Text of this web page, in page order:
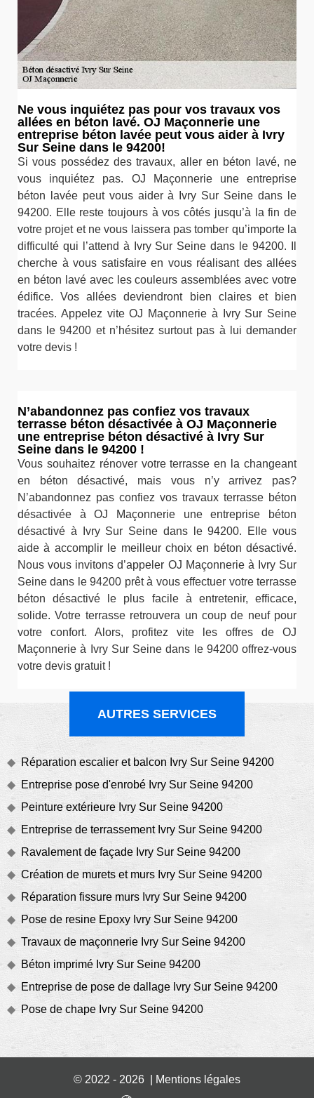
Ne vous inquiétez pas pour vos travaux vos
allées en béton lavé. OJ Maçonnerie une
entreprise béton lavée peut vous aider à Ivry
Sur Seine dans le 94200!
Si vous possédez des travaux, aller en béton lavé, ne
vous inquiétez pas. OJ Maçonnerie une entreprise
béton lavée peut vous aider à Ivry Sur Seine dans le
94200. Elle reste toujours à vos côtés jusqu’à la fin de
votre projet et ne vous laissera pas tomber qu’importe la
difficulté qui l’attend à Ivry Sur Seine dans le 94200. Il
cherche à vous satisfaire en vous réalisant des allées
en béton lavé avec les couleurs assemblées avec votre
édifice. Vos allées deviendront bien claires et bien
tracées. Appelez vite OJ Maçonnerie à Ivry Sur Seine
dans le 94200 et n’hésitez surtout pas à lui demander
votre devis !
N’abandonnez pas confiez vos travaux
terrasse béton désactivée à OJ Maçonnerie
une entreprise béton désactivé à Ivry Sur
Seine dans le 94200 !
Vous souhaitez rénover votre terrasse en la changeant
en béton désactivé, mais vous n’y arrivez pas?
N’abandonnez pas confiez vos travaux terrasse béton
désactivée à OJ Maçonnerie une entreprise béton
désactivé à Ivry Sur Seine dans le 94200. Elle vous
aide à accomplir le meilleur choix en béton désactivé.
Nous vous invitons d’appeler OJ Maçonnerie à Ivry Sur
Seine dans le 94200 prêt à vous effectuer votre terrasse
béton désactivé le plus facile à entretenir, efficace,
solide. Votre terrasse retrouvera un coup de neuf pour
votre confort. Alors, profitez vite les offres de OJ
Maçonnerie à Ivry Sur Seine dans le 94200 offrez-vous
votre devis gratuit !
AUTRES SERVICES
Réparation escalier et balcon Ivry Sur Seine 94200
Entreprise pose d'enrobé Ivry Sur Seine 94200
Peinture extérieure Ivry Sur Seine 94200
Entreprise de terrassement Ivry Sur Seine 94200
Ravalement de façade Ivry Sur Seine 94200
Création de murets et murs Ivry Sur Seine 94200
Réparation fissure murs Ivry Sur Seine 94200
Pose de resine Epoxy Ivry Sur Seine 94200
Travaux de maçonnerie Ivry Sur Seine 94200
Béton imprimé Ivry Sur Seine 94200
Entreprise de pose de dallage Ivry Sur Seine 94200
Pose de chape Ivry Sur Seine 94200
© 2022 - 2026 | Mentions légales